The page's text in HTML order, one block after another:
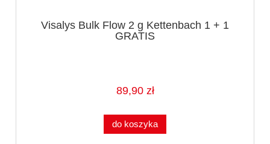
Visalys Bulk Flow 2 g Kettenbach 1 + 1
GRATIS
89,90 zł
do koszyka